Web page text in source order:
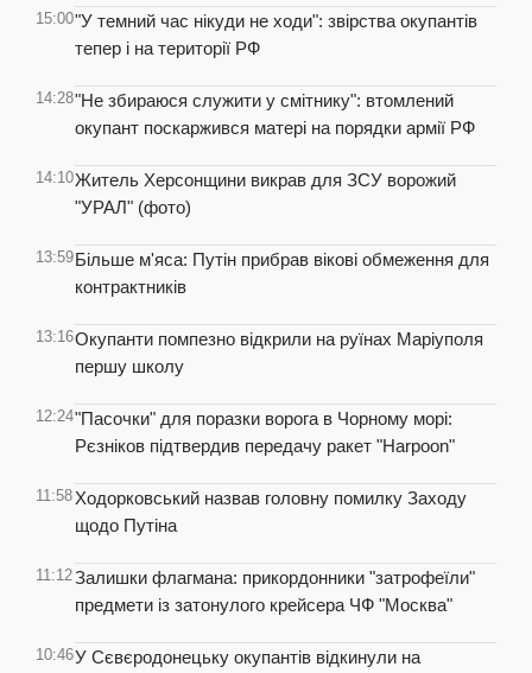
15:00"У темний час нікуди не ходи": звірства окупантів
тепер і на території РФ
14:28"Не збираюся служити у смітнику": втомлений
окупант поскаржився матері на порядки армії РФ
14:10Житель Херсонщини викрав для ЗСУ ворожий
"УРАЛ" (фото)
13:59Більше м'яса: Путін прибрав вікові обмеження для
контрактників
13:16Окупанти помпезно відкрили на руїнах Маріуполя
першу школу
12:24"Пасочки" для поразки ворога в Чорному морі:
Рєзніков підтвердив передачу ракет "Harpoon"
11:58 Ходорковський назвав головну помилку Заходу
щодо Путіна
11:12Залишки флагмана: прикордонники "затрофеїли"
предмети із затонулого крейсера ЧФ "Москва"
10:46У Сєвєродонецьку окупантів відкинули на